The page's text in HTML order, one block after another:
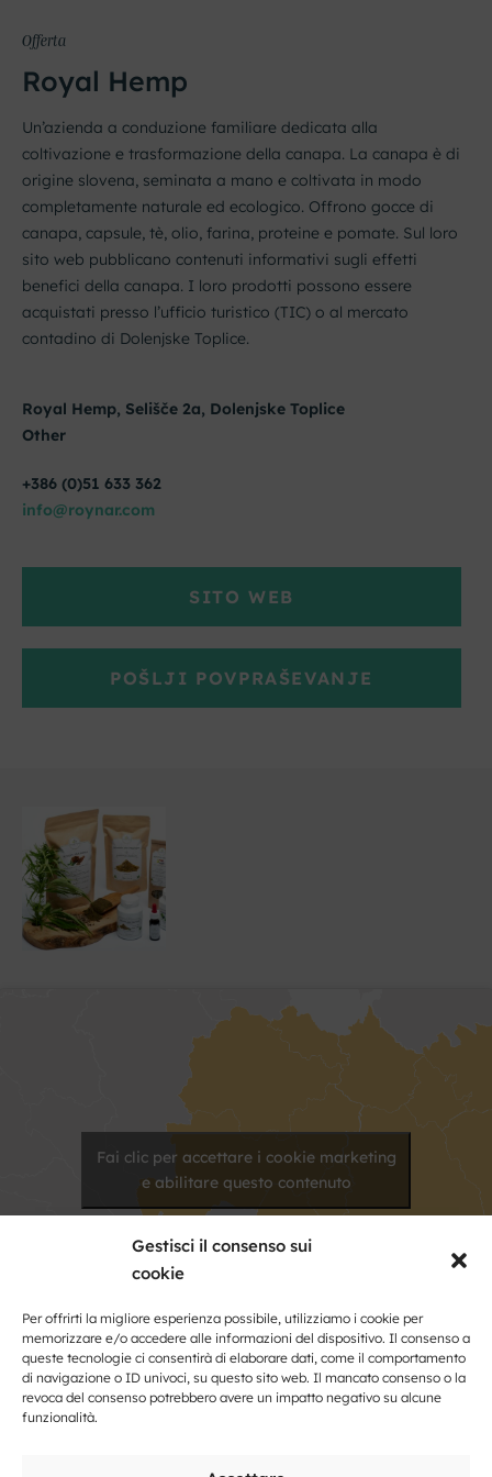
Gestisci il consenso sui
cookie
Per offrirti la migliore esperienza possibile, utilizziamo i cookie per
memorizzare e/o accedere alle informazioni del dispositivo. Il consenso a
queste tecnologie ci consentirà di elaborare dati, come il comportamento
di navigazione o ID univoci, su questo sito web. Il mancato consenso o la
revoca del consenso potrebbero avere un impatto negativo su alcune
funzionalità.
Offerta
Royal Hemp
Un’azienda a conduzione familiare dedicata alla
coltivazione e trasformazione della canapa. La canapa è di
origine slovena, seminata a mano e coltivata in modo
completamente naturale ed ecologico. Offrono gocce di
canapa, capsule, tè, olio, farina, proteine e pomate. Sul loro
sito web pubblicano contenuti informativi sugli effetti
benefici della canapa. I loro prodotti possono essere
acquistati presso l’ufficio turistico (TIC) o al mercato
contadino di Dolenjske Toplice.
Royal Hemp, Selišče 2a, Dolenjske Toplice
Other
+386 (0)51 633 362
info@roynar.com
SITO WEB
POŠLJI POVPRAŠEVANJE
Fai clic per accettare i cookie marketing
e abilitare questo contenuto
Kontakt